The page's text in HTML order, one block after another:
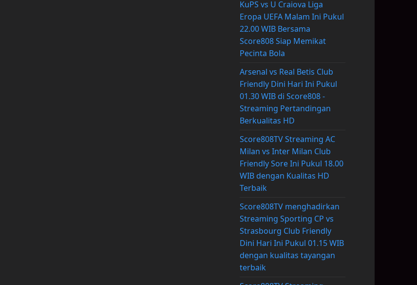
KuPS vs U Craiova Liga
Eropa UEFA Malam Ini Pukul
22.00 WIB Bersama
Score808 Siap Memikat
Pecinta Bola
Arsenal vs Real Betis Club
Friendly Dini Hari Ini Pukul
01.30 WIB di Score808 -
Streaming Pertandingan
Berkualitas HD
Score808TV Streaming AC
Milan vs Inter Milan Club
Friendly Sore Ini Pukul 18.00
WIB dengan Kualitas HD
Terbaik
Score808TV menghadirkan
Streaming Sporting CP vs
Strasbourg Club Friendly
Dini Hari Ini Pukul 01.15 WIB
dengan kualitas tayangan
terbaik